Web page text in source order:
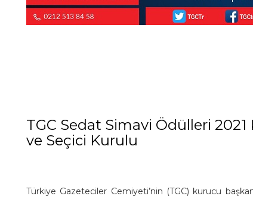
TGC Sedat Simavi Ödülleri
ve Seçici Kurulu
Türkiye Gazeteciler Cemiyeti’nin (TGC) kurucu